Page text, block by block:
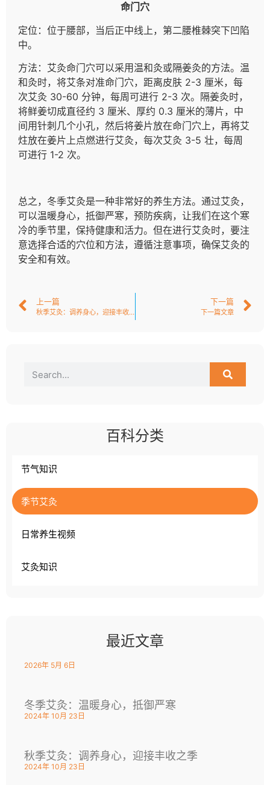
命门穴
定位：位于腰部，当后正中线上，第二腰椎棘突下凹陷
中。
方法：艾灸命门穴可以采用温和灸或隔姜灸的方法。温
和灸时，将艾条对准命门穴，距离皮肤 2-3 厘米，每
次艾灸 30-60 分钟，每周可进行 2-3 次。隔姜灸时，
将鲜姜切成直径约 3 厘米、厚约 0.3 厘米的薄片，中
间用针刺几个小孔，然后将姜片放在命门穴上，再将艾
炷放在姜片上点燃进行艾灸，每次艾灸 3-5 壮，每周
可进行 1-2 次。
总之，冬季艾灸是一种非常好的养生方法。通过艾灸，
可以温暖身心，抵御严寒，预防疾病，让我们在这个寒
冷的季节里，保持健康和活力。但在进行艾灸时，要注
意选择合适的穴位和方法，遵循注意事项，确保艾灸的
安全和有效。
上一篇
秋季艾灸：调养身心，迎接丰收之季
下一篇
下一篇文章
百科分类
节气知识
季节艾灸
日常养生视频
艾灸知识
最近文章
2026年 5月 6日
冬季艾灸：温暖身心，抵御严寒
2024年 10月 23日
秋季艾灸：调养身心，迎接丰收之季
2024年 10月 23日